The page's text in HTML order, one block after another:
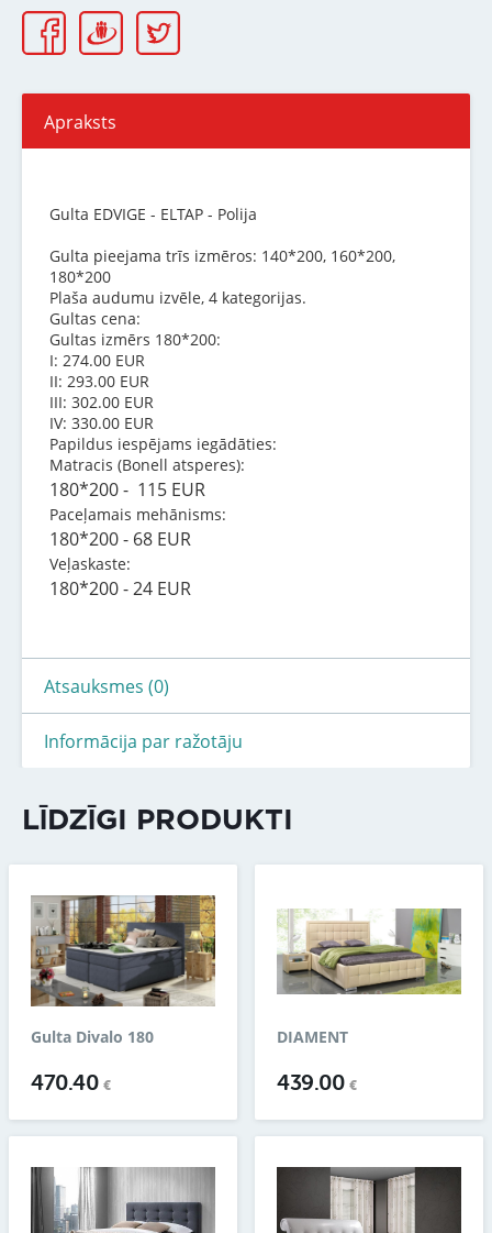
Apraksts
Gulta EDVIGE - ELTAP - Polija
Gulta pieejama trīs izmēros: 140*200, 160*200,
180*200
Plaša audumu izvēle, 4 kategorijas.
Gultas cena:
Gultas izmērs 180*200:
I: 274.00 EUR
II: 293.00 EUR
III: 302.00 EUR
IV: 330.00 EUR
Papildus iespējams iegādāties:
Matracis (Bonell atsperes):
180*200 - 115 EUR
Paceļamais mehānisms:
180*200 - 68 EUR
Veļaskaste:
180*200 - 24 EUR
Atsauksmes (0)
Informācija par ražotāju
LĪDZĪGI PRODUKTI
Gulta Divalo 180
470.40€
DIAMENT
439.00€